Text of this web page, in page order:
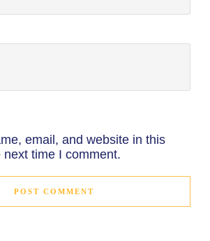
email, and website in this
next time I comment.
POST COMMENT